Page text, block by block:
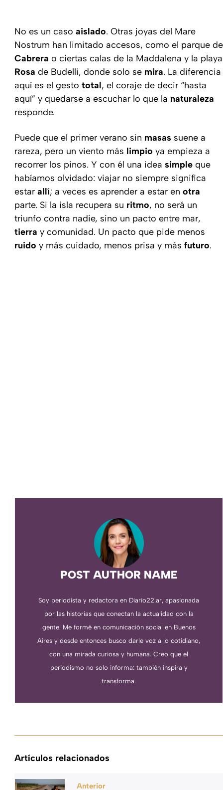
No es un caso aislado. Otras joyas del Mare
Nostrum han limitado accesos, como el parque de
Cabrera o ciertas calas de la Maddalena y la playa
Rosa de Budelli, donde solo se mira. La diferencia
aquí es el gesto total, el coraje de decir “hasta
aquí” y quedarse a escuchar lo que la naturaleza
responde.
Puede que el primer verano sin masas suene a
rareza, pero un viento más limpio ya empieza a
recorrer los pinos. Y con él una idea simple que
habíamos olvidado: viajar no siempre significa
estar allí; a veces es aprender a estar en otra
parte. Si la isla recupera su ritmo, no será un
triunfo contra nadie, sino un pacto entre mar,
tierra y comunidad. Un pacto que pide menos
ruido y más cuidado, menos prisa y más futuro.
POST AUTHOR NAME
Soy periodista y redactora en Diario22.ar, apasionada
por las historias que conectan la actualidad con la
gente. Me formé en comunicación social en Buenos
Aires y desde entonces busco darle voz a lo cotidiano,
con una mirada curiosa y humana. Creo que el
periodismo no solo informa: también inspira y
transforma.
Artículos relacionados
Anterior